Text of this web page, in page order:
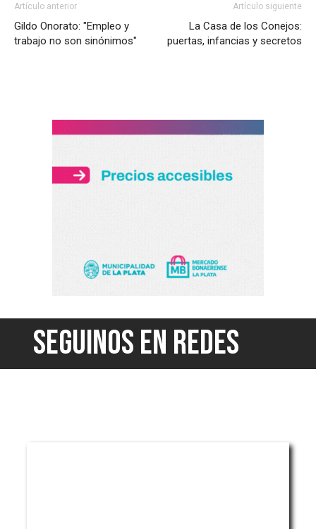
Artículo anterior
Gildo Onorato: "Empleo y
trabajo no son sinónimos"
Artículo siguiente
La Casa de los Conejos:
puertas, infancias y secretos
SEGUINOS EN REDES